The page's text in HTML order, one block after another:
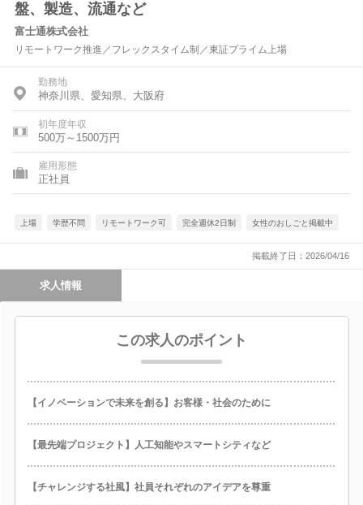
盤、製造、流通など
富士通株式会社
リモートワーク推進／フレックスタイム制／東証プライム上場
勤務地
神奈川県、愛知県、大阪府
初年度年収
500万～1500万円
雇用形態
正社員
上場 学歴不問 リモートワーク可 完全週休2日制 女性のおしごと掲載中
掲載終了日：2026/04/16
求人情報
この求人のポイント
【イノベーションで未来を創る】お客様・社会のために
【最先端プロジェクト】人工知能やスマートシティなど
【チャレンジする社風】社員それぞれのアイデアを尊重